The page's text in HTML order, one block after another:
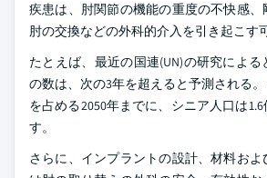
疾患は、肘関節の機能の重度の不快感、
肘の交換などの外科的介入を引き起こす
たとえば、最近の国連(UN)の研究による
の数は、次の3年を超えると予測される
を占める2050年までに、シニア人口は
す。
さらに、インプラントの設計、材料お